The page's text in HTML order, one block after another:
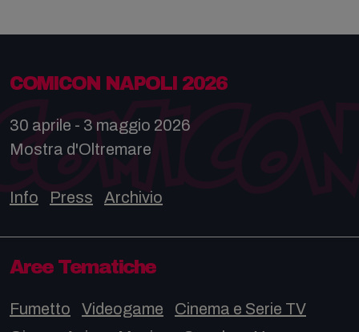
COMICON NAPOLI 2026
30 aprile - 3 maggio 2026
Mostra d'Oltremare
Info Press Archivio
Aree Tematiche
Fumetto Videogame
Cinema e Serie TV